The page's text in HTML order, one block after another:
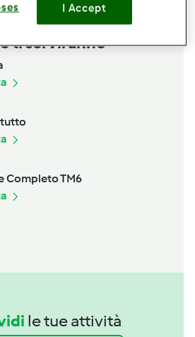
ti serviranno
Completo TM6
le tue attività
I Accept